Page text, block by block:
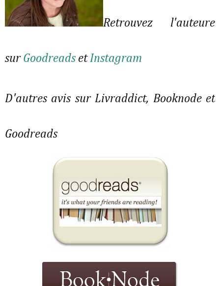
Retrouvez l'auteure
sur Goodreads etInstagram
D'autres avis sur Livraddict, Booknode et
Goodreads